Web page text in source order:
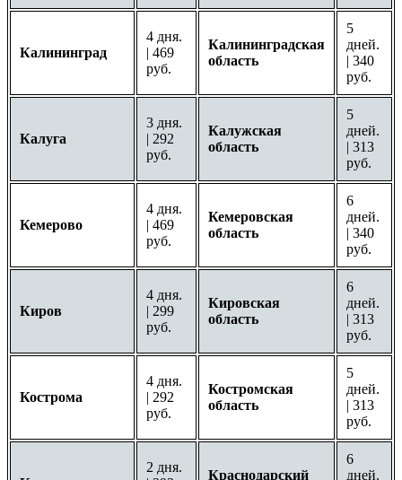
Калининград
4 дня.
| 469
руб.
Калининградская
область
5
дней.
| 340
руб.
Калуга
3 дня.
| 292
руб.
Калужская
область
5
дней.
| 313
руб.
Кемерово
4 дня.
| 469
руб.
Кемеровская
область
6
дней.
| 340
руб.
Киров
4 дня.
| 299
руб.
Кировская
область
6
дней.
| 313
руб.
Кострома
4 дня.
| 292
руб.
Костромская
область
5
дней.
| 313
руб.
2 дня.
Краснодарский
6
дней.